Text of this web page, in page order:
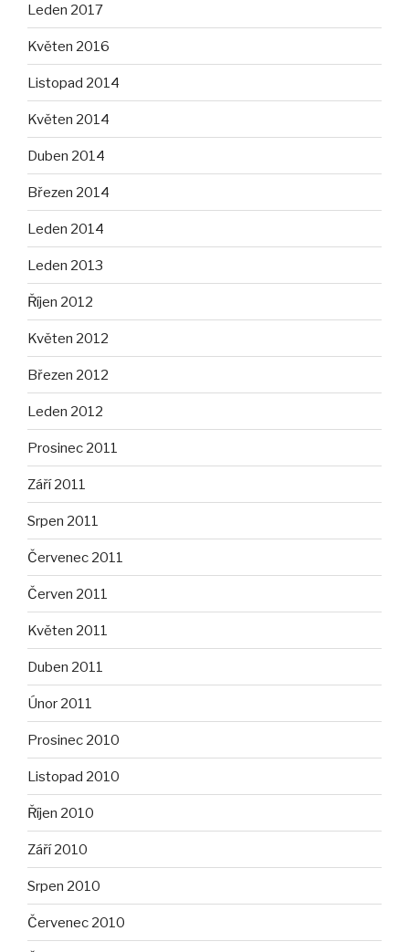
Leden 2017
Květen 2016
Listopad 2014
Květen 2014
Duben 2014
Březen 2014
Leden 2014
Leden 2013
Říjen 2012
Květen 2012
Březen 2012
Leden 2012
Prosinec 2011
Září 2011
Srpen 2011
Červenec 2011
Červen 2011
Květen 2011
Duben 2011
Únor 2011
Prosinec 2010
Listopad 2010
Říjen 2010
Září 2010
Srpen 2010
Červenec 2010